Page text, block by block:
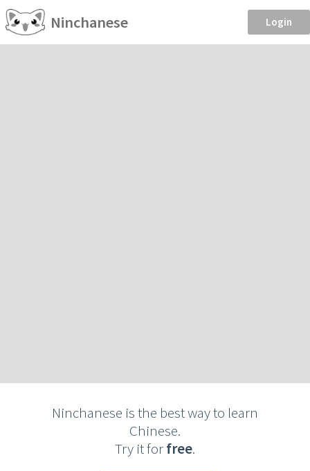
Ninchanese Login
Ninchanese is the best way to learn
Chinese.
Try it forfree.